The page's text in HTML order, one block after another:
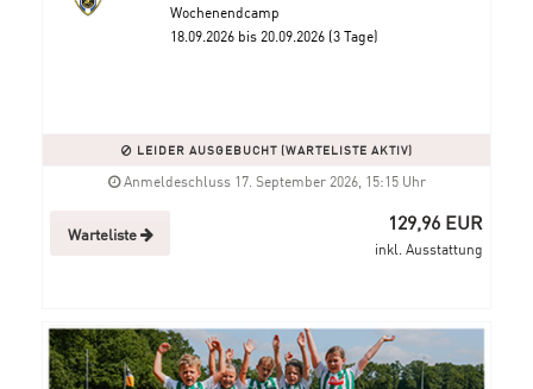
Wochenendcamp
18.09.2026 bis 20.09.2026 (3 Tage)
LEIDER AUSGEBUCHT (WARTELISTE AKTIV)
Anmeldeschluss 17. September 2026, 15:15 Uhr
Warteliste 129,96 EUR
inkl. Ausstattung